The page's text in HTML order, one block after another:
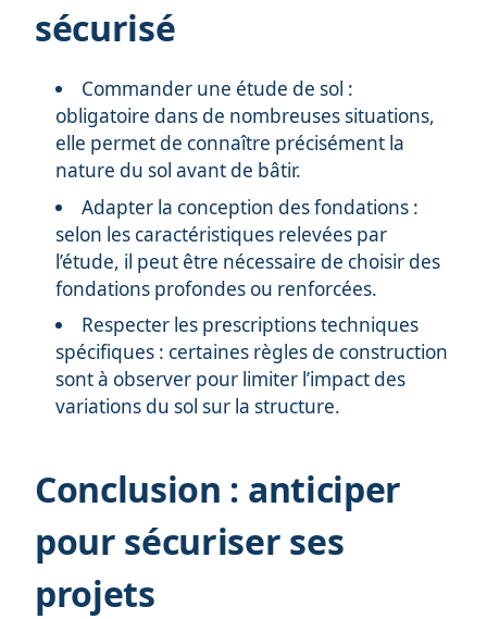
sécurisé
Commander une étude de sol :
obligatoire dans de nombreuses situations,
elle permet de connaître précisément la
nature du sol avant de bâtir.
Adapter la conception des fondations :
selon les caractéristiques relevées par
l’étude, il peut être nécessaire de choisir des
fondations profondes ou renforcées.
Respecter les prescriptions techniques
spécifiques : certaines règles de construction
sont à observer pour limiter l’impact des
variations du sol sur la structure.
Conclusion : anticiper
pour sécuriser ses
projets